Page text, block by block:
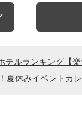
ルランキング【楽
夏休みイベントカ